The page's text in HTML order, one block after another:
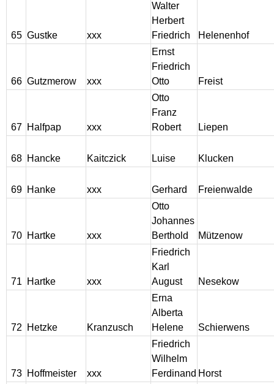
65 Gustke xxx
Walter
Herbert
Friedrich
Helenenhof
66 Gutzmerow xxx
Ernst
Friedrich
Otto
Freist
67 Halfpap xxx
Otto
Franz
Robert
Liepen
68 Hancke Kaitczick Luise Klucken
69 Hanke xxx Gerhard Freienwalde
70 Hartke xxx
Otto
Johannes
Berthold
Mützenow
71 Hartke xxx
Friedrich
Karl
August
Nesekow
72 Hetzke Kranzusch
Erna
Alberta
Helene
Schierwens
73 Hoffmeister xxx
Friedrich
Wilhelm
Ferdinand Horst